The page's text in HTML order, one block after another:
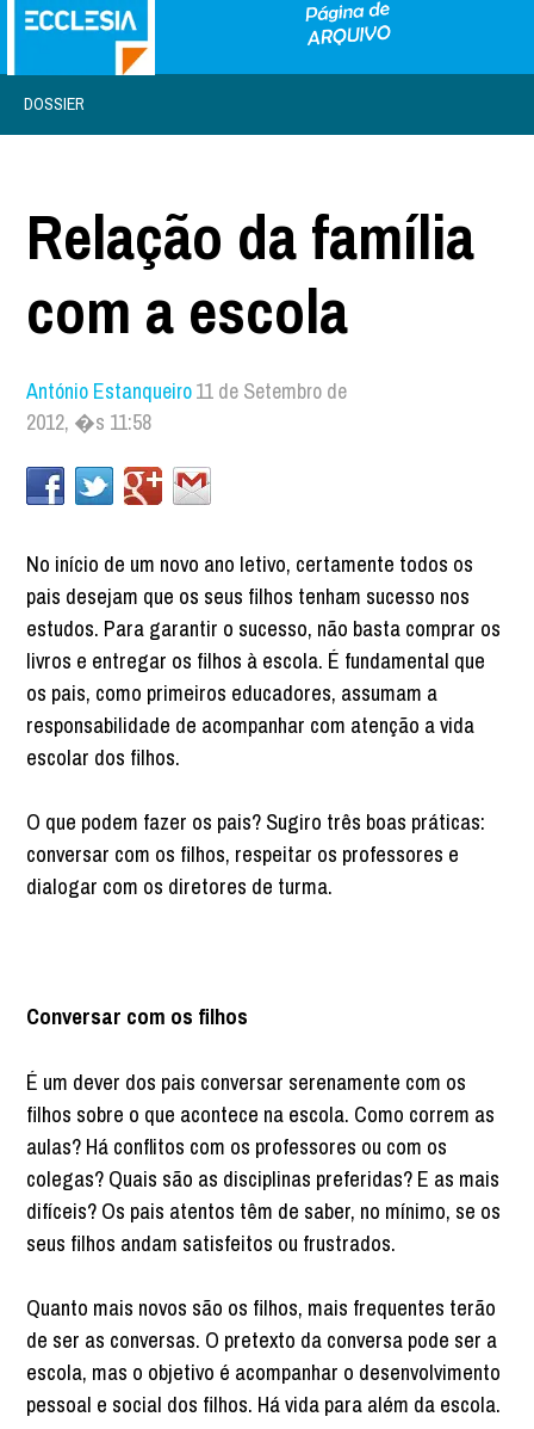
DOSSIER
Relação da família
com a escola
António Estanqueiro11 de Setembro de
2012, �s 11:58
No início de um novo ano letivo, certamente todos os
pais desejam que os seus filhos tenham sucesso nos
estudos. Para garantir o sucesso, não basta comprar os
livros e entregar os filhos à escola. É fundamental que
os pais, como primeiros educadores, assumam a
responsabilidade de acompanhar com atenção a vida
escolar dos filhos.
O que podem fazer os pais? Sugiro três boas práticas:
conversar com os filhos, respeitar os professores e
dialogar com os diretores de turma.
Conversar com os filhos
É um dever dos pais conversar serenamente com os
filhos sobre o que acontece na escola. Como correm as
aulas? Há conflitos com os professores ou com os
colegas? Quais são as disciplinas preferidas? E as mais
difíceis? Os pais atentos têm de saber, no mínimo, se os
seus filhos andam satisfeitos ou frustrados.
Quanto mais novos são os filhos, mais frequentes terão
de ser as conversas. O pretexto da conversa pode ser a
escola, mas o objetivo é acompanhar o desenvolvimento
pessoal e social dos filhos. Há vida para além da escola.